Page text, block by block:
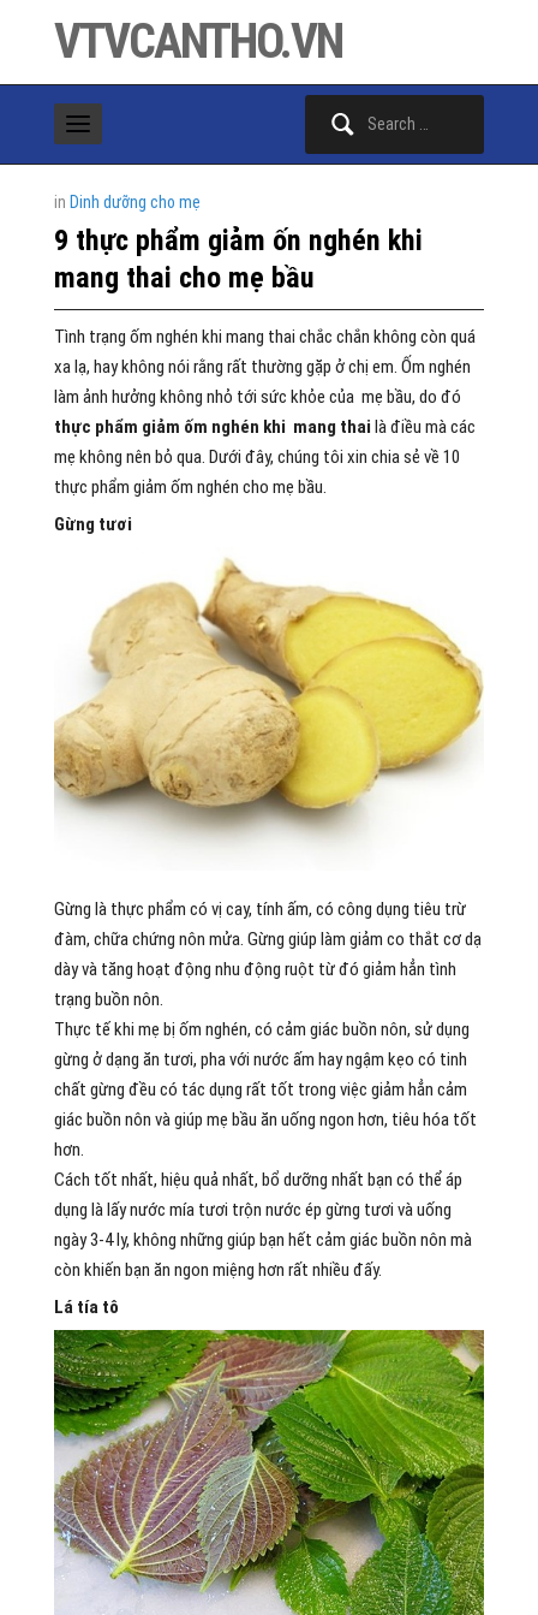
VTVCANTHO.VN
in Dinh dưỡng cho mẹ
9 thực phẩm giảm ốn nghén khi
mang thai cho mẹ bầu
Tình trạng ốm nghén khi mang thai chắc chắn không còn quá
xa lạ, hay không nói rằng rất thường gặp ở chị em. Ốm nghén
làm ảnh hưởng không nhỏ tới sức khỏe của mẹ bầu, do đó
thực phẩm giảm ốm nghén khi mang thai là điều mà các
mẹ không nên bỏ qua. Dưới đây, chúng tôi xin chia sẻ về 10
thực phẩm giảm ốm nghén cho mẹ bầu.
Gừng tươi
Gừng là thực phẩm có vị cay, tính ấm, có công dụng tiêu trừ
đàm, chữa chứng nôn mửa. Gừng giúp làm giảm co thắt cơ dạ
dày và tăng hoạt động nhu động ruột từ đó giảm hẳn tình
trạng buồn nôn.
Thực tế khi mẹ bị ốm nghén, có cảm giác buồn nôn, sử dụng
gừng ở dạng ăn tươi, pha với nước ấm hay ngậm kẹo có tinh
chất gừng đều có tác dụng rất tốt trong việc giảm hẳn cảm
giác buồn nôn và giúp mẹ bầu ăn uống ngon hơn, tiêu hóa tốt
hơn.
Cách tốt nhất, hiệu quả nhất, bổ dưỡng nhất bạn có thể áp
dụng là lấy nước mía tươi trộn nước ép gừng tươi và uống
ngày 3-4 ly, không những giúp bạn hết cảm giác buồn nôn mà
còn khiến bạn ăn ngon miệng hơn rất nhiều đấy.
Lá tía tô